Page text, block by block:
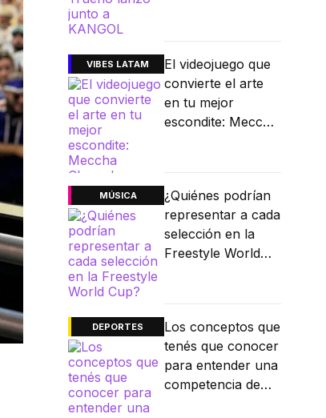
VIBES LATAM
El videojuego que
convierte el arte
en tu mejor
escondite: Meccha
MÚSICA
¿Quiénes podrían
representar a cada
selección en la
Freestyle World
DEPORTES
Los conceptos que
tenés que conocer
para entender una
competencia de